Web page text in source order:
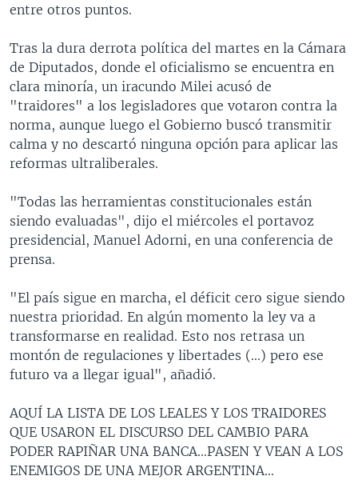
entre otros puntos.
Tras la dura derrota política del martes en la Cámara
de Diputados, donde el oficialismo se encuentra en
clara minoría, un iracundo Milei acusó de
"traidores" a los legisladores que votaron contra la
norma, aunque luego el Gobierno buscó transmitir
calma y no descartó ninguna opción para aplicar las
reformas ultraliberales.
"Todas las herramientas constitucionales están
siendo evaluadas", dijo el miércoles el portavoz
presidencial, Manuel Adorni, en una conferencia de
prensa.
"El país sigue en marcha, el déficit cero sigue siendo
nuestra prioridad. En algún momento la ley va a
transformarse en realidad. Esto nos retrasa un
montón de regulaciones y libertades (...) pero ese
futuro va a llegar igual", añadió.
AQUÍ LA LISTA DE LOS LEALES Y LOS TRAIDORES
QUE USARON EL DISCURSO DEL CAMBIO PARA
PODER RAPIÑAR UNA BANCA...PASEN Y VEAN A LOS
ENEMIGOS DE UNA MEJOR ARGENTINA...